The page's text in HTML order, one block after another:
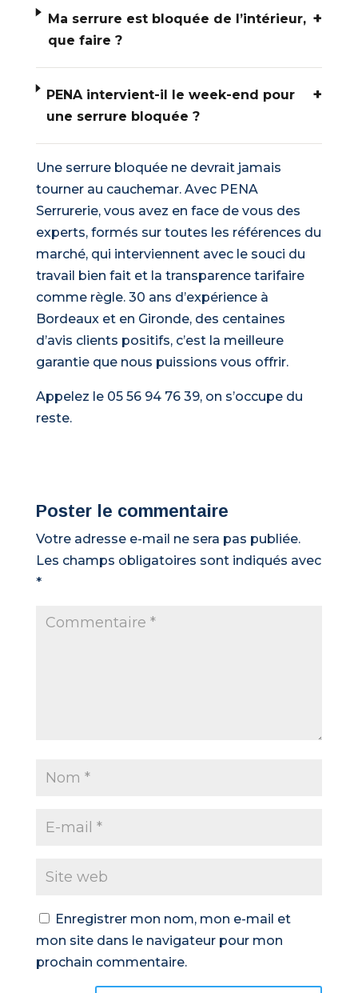
Ma serrure est bloquée de l’intérieur,
que faire ?
+
PENA intervient-il le week-end pour
une serrure bloquée ?
+
Une serrure bloquée ne devrait jamais
tourner au cauchemar. Avec PENA
Serrurerie, vous avez en face de vous des
experts, formés sur toutes les références du
marché, qui interviennent avec le souci du
travail bien fait et la transparence tarifaire
comme règle. 30 ans d’expérience à
Bordeaux et en Gironde, des centaines
d’avis clients positifs, c’est la meilleure
garantie que nous puissions vous offrir.
Appelez le 05 56 94 76 39, on s’occupe du
reste.
Poster le commentaire
Votre adresse e-mail ne sera pas publiée.
Les champs obligatoires sont indiqués avec
*
Enregistrer mon nom, mon e-mail et
mon site dans le navigateur pour mon
prochain commentaire.